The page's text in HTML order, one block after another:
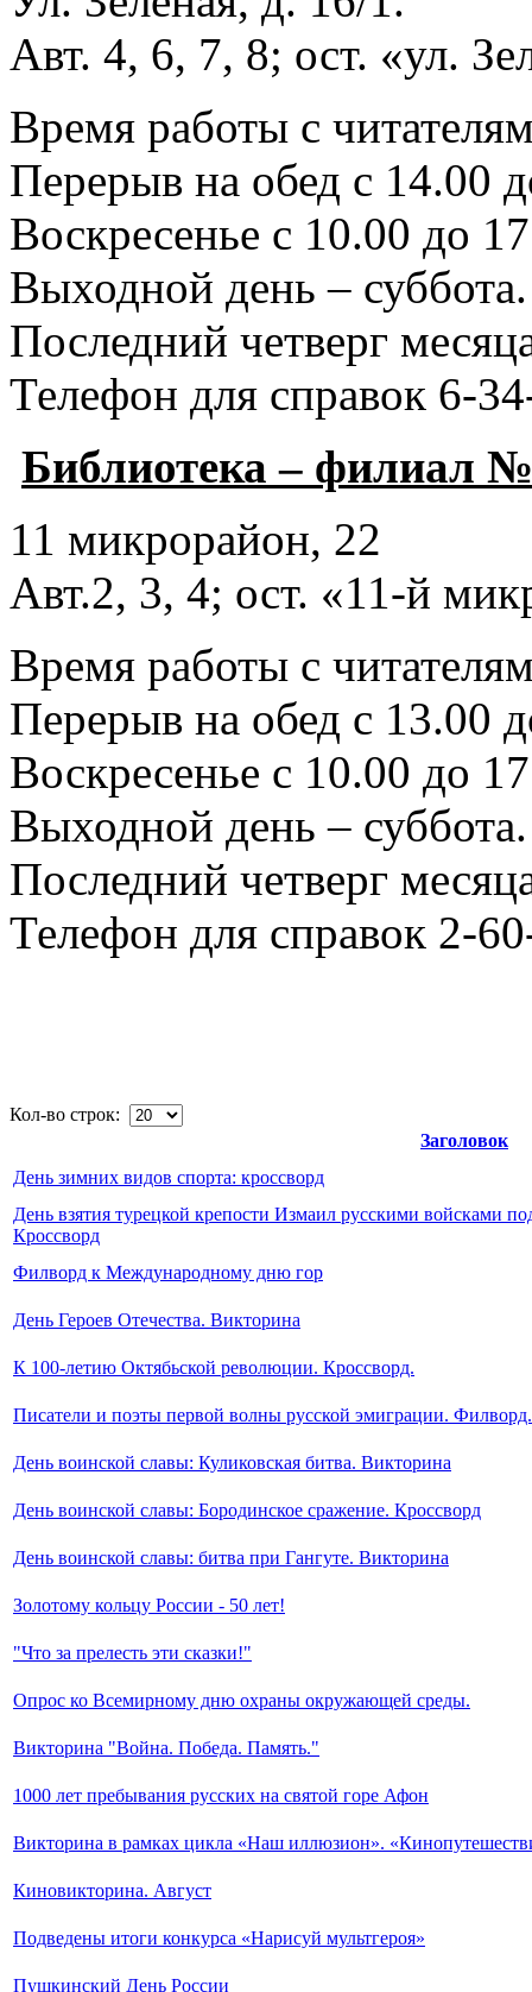
Авт. 4, 6, 7, 8; ост. «ул.
Время работы с
Перерыв на обед с 14.00
Воскресенье с 10.00 до
Выходной день – суббота.
Последний четверг
Телефон для справок 6-
Библиотека – филиал
11 микрорайон, 22
Авт.2, 3, 4; ост. «11-й
Время работы с
Перерыв на обед с 13.00
Воскресенье с 10.00 до
Выходной день – суббота.
Последний четверг
Телефон для справок 2-
Кол-во строк:
Заголовок
День зимних видов спорта: кроссворд
День взятия турецкой крепости Измаил русскими войсками
Кроссворд
Филворд к Международному дню гор
День Героев Отечества. Викторина
К 100-летию Октябьской революции. Кроссворд.
Писатели и поэты первой волны русской эмиграции. Филворд.
День воинской славы: Куликовская битва. Викторина
День воинской славы: Бородинское сражение. Кроссворд
День воинской славы: битва при Гангуте. Викторина
Золотому кольцу России - 50 лет!
"Что за прелесть эти сказки!"
Опрос ко Всемирному дню охраны окружающей среды.
Викторина "Война. Победа. Память."
1000 лет пребывания русских на святой горе Афон
Викторина в рамках цикла «Наш иллюзион».
Киновикторина. Август
Подведены итоги конкурса «Нарисуй мультгероя»
Пушкинский День России